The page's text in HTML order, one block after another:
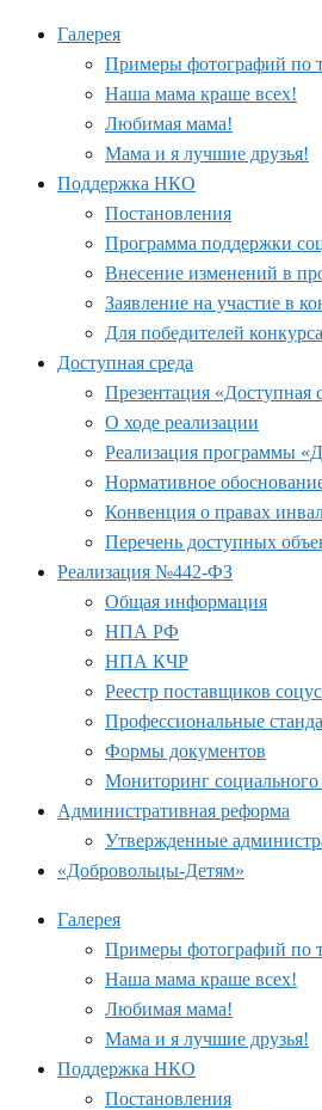
Галерея
Примеры фотографий по
Наша мама краше всех!
Любимая мама!
Мама и я лучшие друзья!
Поддержка НКО
Постановления
Программа поддержки
Внесение изменений в
Заявление на участие в
Для победителей
Доступная среда
Презентация «Доступная
О ходе реализации
Реализация программы
Нормативное
Конвенция о правах
Перечень доступных
Реализация №442-ФЗ
Общая информация
НПА РФ
НПА КЧР
Реестр поставщиков
Профессиональные
Формы документов
Мониторинг
Административная реформа
Утвержденные
«Добровольцы-Детям»
Галерея
Примеры фотографий по
Наша мама краше всех!
Любимая мама!
Мама и я лучшие друзья!
Поддержка НКО
Постановления